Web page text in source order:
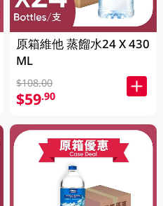
原箱維他 蒸餾水24 X 430
ML
$108.00
$59.90